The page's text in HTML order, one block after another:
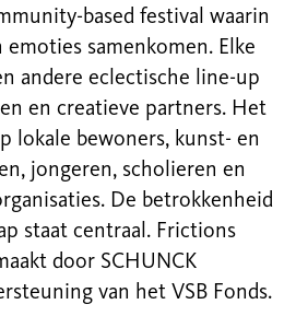
based festival waarin
samenkomen. Elke
andere eclectische line-up
en creatieve partners. Het
lokale bewoners, kunst- en
jongeren, scholieren en
De betrokkenheid
staat centraal. Frictions
door SCHUNCK
van het VSB Fonds.